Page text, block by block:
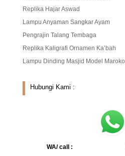
Replika Hajar Aswad
Lampu Anyaman Sangkar Ayam
Pengrajin Talang Tembaga
Replika Kaligrafi Ornamen Ka’bah
Lampu Dinding Masjid Model Maroko
Hubungi Kami :
WA/ call :